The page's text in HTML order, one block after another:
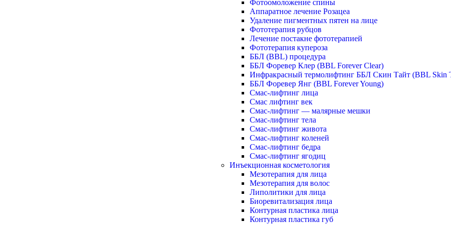
Фотоомоложение спины
Аппаратное лечение Розацеа
Удаление пигментных пятен на лице
Фототерапия рубцов
Лечение постакне фототерапией
Фототерапия купероза
ББЛ (BBL) процедура
ББЛ Форевер Клер (BBL Forever Clear)
Инфракрасный термолифтинг ББЛ Скин Тайт (BBL Skin
ББЛ Форевер Янг (BBL Forever Young)
Смас-лифтинг лица
Смас лифтинг век
Смас-лифтинг — малярные мешки
Смас-лифтинг тела
Смас-лифтинг живота
Смас-лифтинг коленей
Смас-лифтинг бедра
Смас-лифтинг ягодиц
Инъекционная косметология
Мезотерапия для лица
Мезотерапия для волос
Липолитики для лица
Биоревитализация лица
Контурная пластика лица
Контурная пластика губ